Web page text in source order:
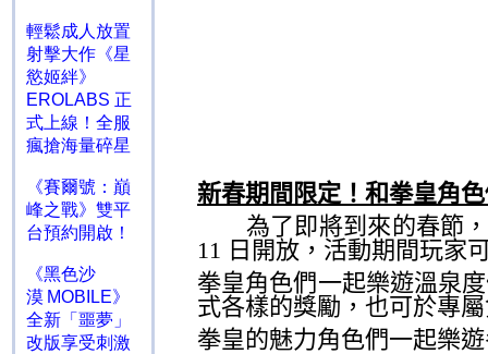
輕鬆成人放置
射擊大作《星
慾姬絆》
EROLABS 正
式上線！全服
瘋搶海量碎星
《賽爾號：巔
峰之戰》雙平
台預約開啟！
《黑色沙
漠 MOBILE》
全新「噩夢」
改版享受刺激
新春期間限定！和拳皇角
為了即將到來的春節，
11 日開放，活動期間玩家
拳皇角色們一起樂遊溫泉
式各樣的獎勵，也可於專
拳皇的魅力角色們一起樂